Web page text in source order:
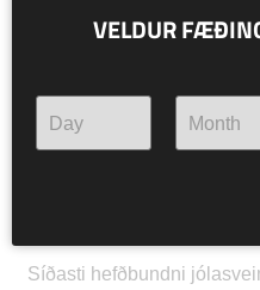
NR. 110 KERTASNÍKIR
Síðasti hefðbundni
VELDUR